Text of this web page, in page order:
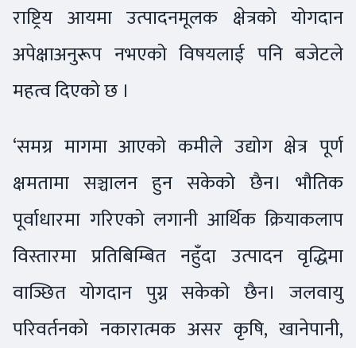
राष्ट्रिय आयमा उत्पादनमूलक क्षेत्रको योगदान
अपेक्षाअनुरूप नभएको विषयलाई पनि बजेटले
महत्व दिएको छ ।
‘समग्र मागमा आएको कमीले उद्योग क्षेत्र पूर्ण
क्षमतामा सञ्चालन हुन सकेको छैन। भौतिक
पूर्वाधारमा गरिएको लगानी आर्थिक क्रियाकलाप
विस्तारमा प्रतिबिम्बित नहुँदा उत्पादन वृद्धिमा
वाञ्छित योगदान पुग्न सकेको छैन। जलवायु
परिवर्तनको नकारात्मक असर कृषि, खानेपानी,